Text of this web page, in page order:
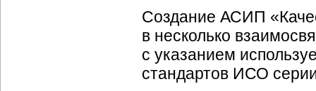
Создание АСИП
в несколько
с указанием
стандартов ИСО